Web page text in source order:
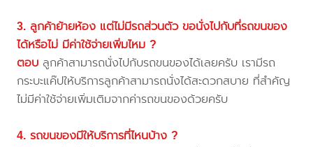
3. ลูกค้าย้ายห้อง แต่ไม่มีรถส่วนตัว ขอนั่งไปกับที่รถขนของ
ได้หรือไม่ มีค่าใช้จ่ายเพิ่มไหม ?
ตอบ ลูกค้าสามารถนั่งไปกับรถขนของได้เลยครับ เรามีรถ
กระบะแค๊ปให้บริการลูกค้าสามารถนั่งได้สะดวกสบาย ที่สำคัญ
ไม่มีค่าใช้จ่ายเพิ่มเติมจากค่ารถขนของด้วยครับ
4. รถขนของมีให้บริการที่ไหนบ้าง ?